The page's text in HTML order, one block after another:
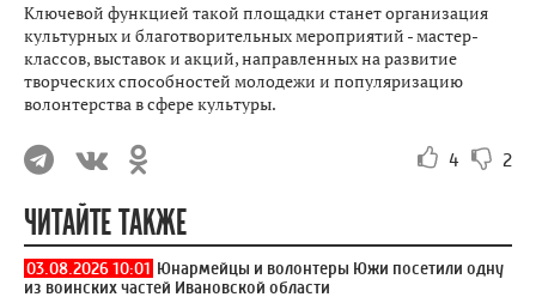
Ключевой функцией такой площадки станет организация
культурных и благотворительных мероприятий - мастер-
классов, выставок и акций, направленных на развитие
творческих способностей молодежи и популяризацию
волонтерства в сфере культуры.
4 2
ЧИТАЙТЕ ТАКЖЕ
03.08.2026 10:01 Юнармейцы и волонтеры Южи посетили одну
из воинских частей Ивановской области